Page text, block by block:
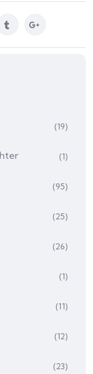
(19)
(1)
(95)
(25)
(26)
(1)
(11)
(12)
(23)